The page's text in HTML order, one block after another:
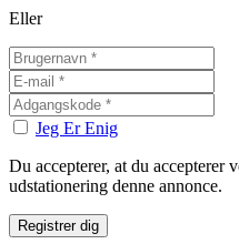
Eller
Jeg Er Enig
Du accepterer, at du
udstationering denne annonce.